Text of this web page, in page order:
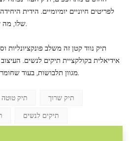
לפריטים חיוניים יומיומיים. הידית
שלו, מה שהופך אותו לקל ונוח לנשיאה.
תיק נווד קטן זה משלב פונקציונליות
אידיאלית בקולקציית תיקים לנשים.
מגוון תלבושות, בעוד שחומר העור מוסיף נגיעה של תחכום.
תיק טוטה
תיק שרוך
תיקים לנשים